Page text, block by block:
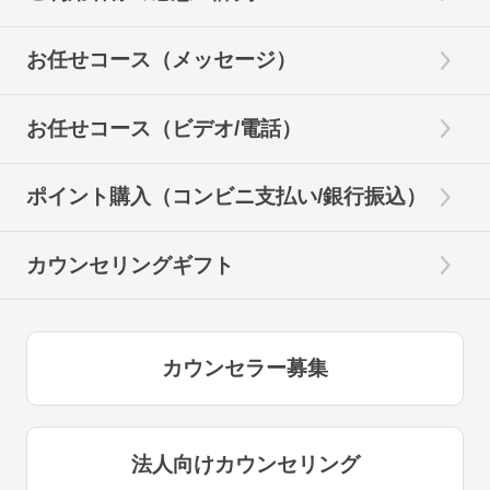
お任せコース（メッセージ）
お任せコース（ビデオ/電話）
ポイント購入（コンビニ支払い/銀行振込）
カウンセリングギフト
カウンセラー募集
法人向けカウンセリング